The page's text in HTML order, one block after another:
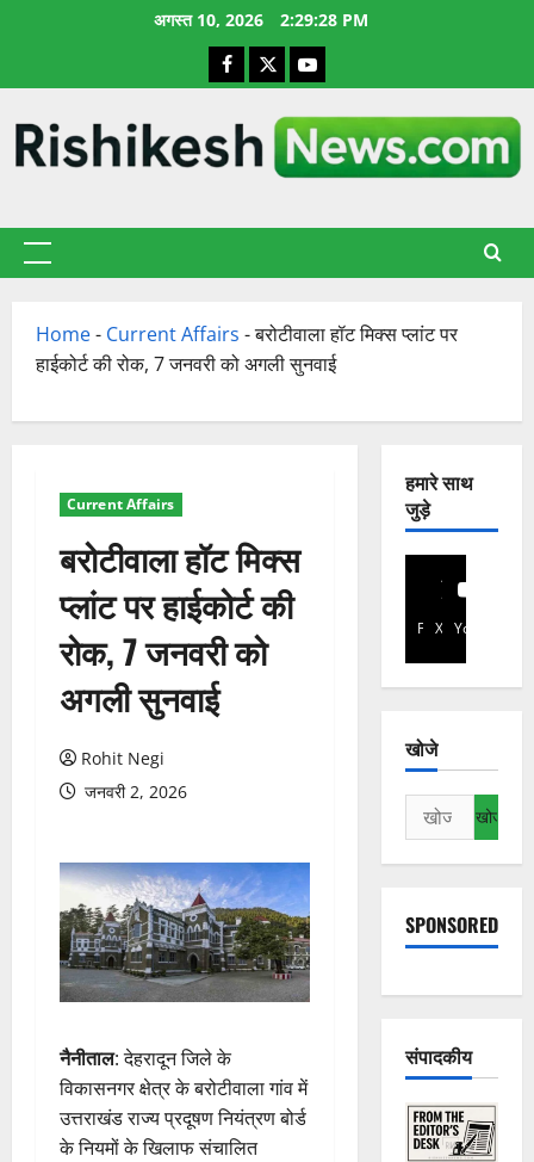
अगस्त 10, 2026 2:29:29 PM
Facebook
X YouTube
प्राथमिक
Home- Current Affairs -बरोटीवाला हॉट मिक्स प्लांट पर
हाईकोर्ट की रोक, 7 जनवरी को अगली सुनवाई
Current Affairs
बरोटीवाला हॉट मिक्स
प्लांट पर हाईकोर्ट की
रोक, 7 जनवरी को
अगली सुनवाई
Rohit Negi
जनवरी 2, 2026
नैनीताल: देहरादून जिले के
विकासनगर क्षेत्र के बरोटीवाला गांव में
उत्तराखंड राज्य प्रदूषण नियंत्रण बोर्ड
के नियमों के खिलाफ संचालित
हमारे साथ
जुड़े
Facebook
X YouTube
खोजे
निम्न
को
खोजें:
SPONSORED
संपादकीय